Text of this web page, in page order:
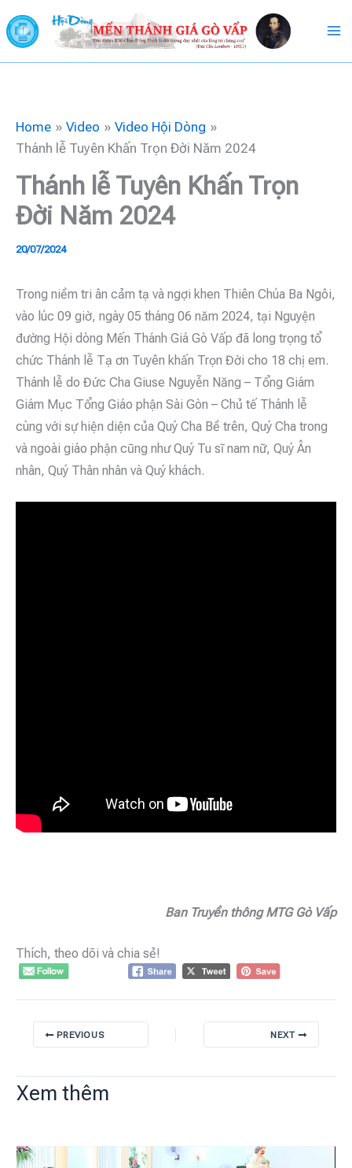
to
content
Home Video
Video Hội Dòng
Thánh lễ Tuyên Khấn Trọn Đời Năm 2024
Thánh lễ Tuyên Khấn Trọn
Đời Năm 2024
20/07/2024
Trong niềm tri ân cảm tạ và ngợi khen Thiên Chúa Ba Ngôi,
vào lúc 09 giờ, ngày 05 tháng 06 năm 2024, tại Nguyện
đường Hội dòng Mến Thánh Giá Gò Vấp đã long trọng tổ
chức Thánh lễ Tạ ơn Tuyên khấn Trọn Đời cho 18 chị em.
Thánh lễ do Đức Cha Giuse Nguyễn Năng – Tổng Giám
Giám Mục Tổng Giáo phận Sài Gòn – Chủ tế Thánh lễ
cùng với sự hiện diện của Quý Cha Bề trên, Quý Cha trong
và ngoài giáo phận cũng như Quý Tu sĩ nam nữ, Quý Ân
nhân, Quý Thân nhân và Quý khách.
Ban Truyền thông MTG Gò Vấp
Thích, theo dõi và chia sẻ!
PREVIOUS NEXT
Xem thêm